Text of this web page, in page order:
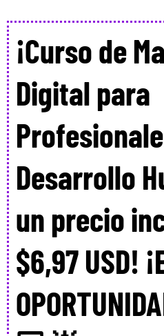
¡Curso de
Digital para
Desarrollo
un precio
$6,97 USD!